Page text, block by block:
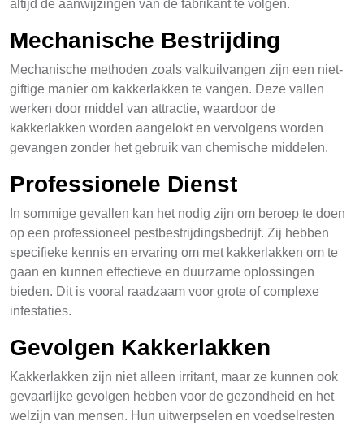
altijd de aanwijzingen van de fabrikant te volgen.
Mechanische Bestrijding
Mechanische methoden zoals valkuilvangen zijn een niet-
giftige manier om kakkerlakken te vangen. Deze vallen
werken door middel van attractie, waardoor de
kakkerlakken worden aangelokt en vervolgens worden
gevangen zonder het gebruik van chemische middelen.
Professionele Dienst
In sommige gevallen kan het nodig zijn om beroep te doen
op een professioneel pestbestrijdingsbedrijf. Zij hebben
specifieke kennis en ervaring om met kakkerlakken om te
gaan en kunnen effectieve en duurzame oplossingen
bieden. Dit is vooral raadzaam voor grote of complexe
infestaties.
Gevolgen Kakkerlakken
Kakkerlakken zijn niet alleen irritant, maar ze kunnen ook
gevaarlijke gevolgen hebben voor de gezondheid en het
welzijn van mensen. Hun uitwerpselen en voedselresten